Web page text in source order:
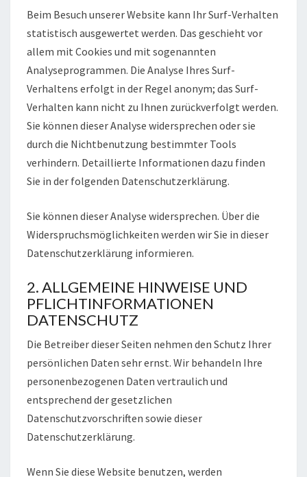
Beim Besuch unserer Website kann Ihr Surf-Verhalten
statistisch ausgewertet werden. Das geschieht vor
allem mit Cookies und mit sogenannten
Analyseprogrammen. Die Analyse Ihres Surf-
Verhaltens erfolgt in der Regel anonym; das Surf-
Verhalten kann nicht zu Ihnen zurückverfolgt werden.
Sie können dieser Analyse widersprechen oder sie
durch die Nichtbenutzung bestimmter Tools
verhindern. Detaillierte Informationen dazu finden
Sie in der folgenden Datenschutzerklärung.
Sie können dieser Analyse widersprechen. Über die
Widerspruchsmöglichkeiten werden wir Sie in dieser
Datenschutzerklärung informieren.
2. ALLGEMEINE HINWEISE UND
PFLICHTINFORMATIONEN
DATENSCHUTZ
Die Betreiber dieser Seiten nehmen den Schutz Ihrer
persönlichen Daten sehr ernst. Wir behandeln Ihre
personenbezogenen Daten vertraulich und
entsprechend der gesetzlichen
Datenschutzvorschriften sowie dieser
Datenschutzerklärung.
Wenn Sie diese Website benutzen, werden